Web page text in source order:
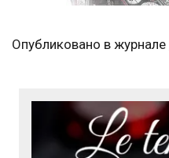
Опубликовано в журнале